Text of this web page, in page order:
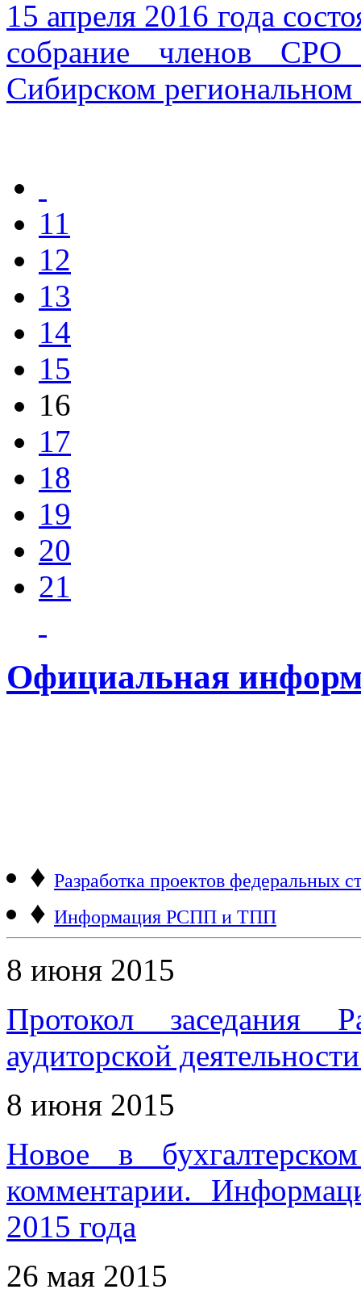
15 апреля 2016 года
собрание членов СРО
Сибирском
11
12
13
14
15
16
17
18
19
20
21
Официальная
♦ Разработка проектов федеральных
♦ Информация РСПП и ТПП
8 июня 2015
Протокол заседания
аудиторской
8 июня 2015
Новое в
комментарии.
2015 года
26 мая 2015